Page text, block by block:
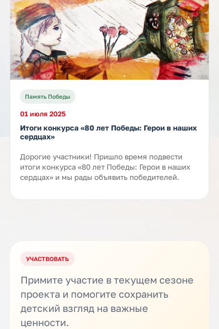
Память Победы
01 июля 2025
Итоги конкурса «80 лет Победы: Герои в наших
сердцах»
Дорогие участники! Пришло время подвести
итоги конкурса «80 лет Победы: Герои в наших
сердцах» и мы рады объявить победителей.
УЧАСТВОВАТЬ
Примите участие в текущем сезоне
проекта и помогите сохранить
детский взгляд на важные
ценности.